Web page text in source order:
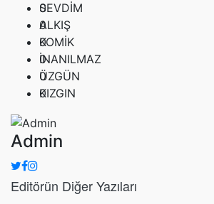
0
SEVDİM
0
ALKIŞ
0
KOMİK
0
İNANILMAZ
0
ÜZGÜN
0
KIZGIN
Admin
Editörün Diğer Yazıları